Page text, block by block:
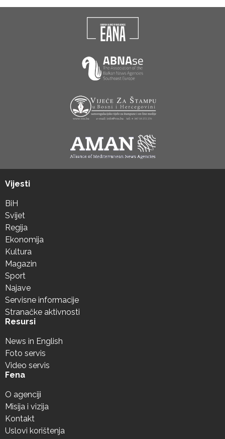
Vijesti
BiH
Svijet
Regija
Ekonomija
Kultura
Magazin
Sport
Najave
Servisne informacije
Stranačke aktivnosti
Resursi
News in English
Foto servis
Video servis
Fena
O agenciji
Misija i vizija
Kontakt
Uslovi korištenja